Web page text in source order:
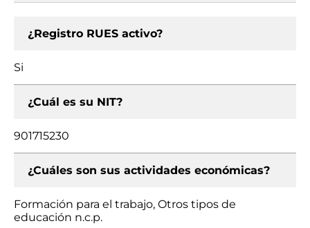
¿Registro RUES activo?
Si
¿Cuál es su NIT?
901715230
¿Cuáles son sus actividades económicas?
Formación para el trabajo, Otros tipos de
educación n.c.p.